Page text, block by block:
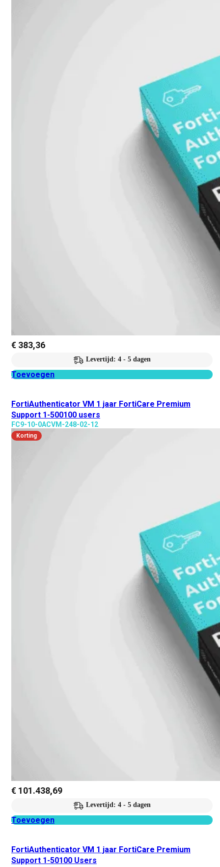
€ 383,36
Levertijd: 4 - 5 dagen
Toevoegen
FortiAuthenticator VM 1 jaar FortiCare Premium
Support 1-500100 users
FC9-10-0ACVM-248-02-12
Korting
€ 101.438,69
Levertijd: 4 - 5 dagen
Toevoegen
FortiAuthenticator VM 1 jaar FortiCare Premium
Support 1-50100 Users